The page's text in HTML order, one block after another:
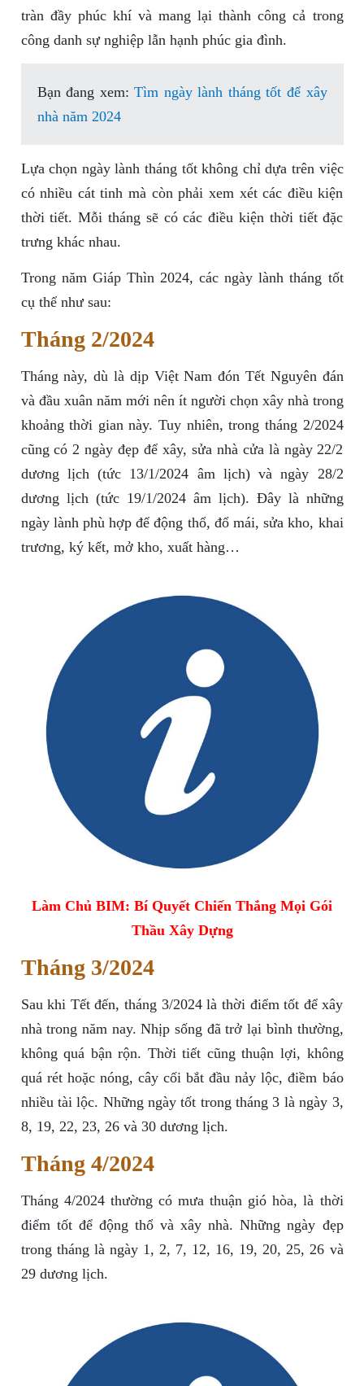
tràn đầy phúc khí và mang lại thành công cả trong
công danh sự nghiệp lẫn hạnh phúc gia đình.
Bạn đang xem:Tìm ngày lành tháng tốt để xây
nhà năm 2024
Lựa chọn ngày lành tháng tốt không chỉ dựa trên việc
có nhiều cát tinh mà còn phải xem xét các điều kiện
thời tiết. Mỗi tháng sẽ có các điều kiện thời tiết đặc
trưng khác nhau.
Trong năm Giáp Thìn 2024, các ngày lành tháng tốt
cụ thể như sau:
Tháng 2/2024
Tháng này, dù là dịp Việt Nam đón Tết Nguyên đán
và đầu xuân năm mới nên ít người chọn xây nhà trong
khoảng thời gian này. Tuy nhiên, trong tháng 2/2024
cũng có 2 ngày đẹp để xây, sửa nhà cửa là ngày 22/2
dương lịch (tức 13/1/2024 âm lịch) và ngày 28/2
dương lịch (tức 19/1/2024 âm lịch). Đây là những
ngày lành phù hợp để động thổ, đổ mái, sửa kho, khai
trương, ký kết, mở kho, xuất hàng…
Làm Chủ BIM: Bí Quyết Chiến Thắng Mọi Gói
Thầu Xây Dựng
Tháng 3/2024
Sau khi Tết đến, tháng 3/2024 là thời điểm tốt để xây
nhà trong năm nay. Nhịp sống đã trở lại bình thường,
không quá bận rộn. Thời tiết cũng thuận lợi, không
quá rét hoặc nóng, cây cối bắt đầu nảy lộc, điềm báo
nhiều tài lộc. Những ngày tốt trong tháng 3 là ngày 3,
8, 19, 22, 23, 26 và 30 dương lịch.
Tháng 4/2024
Tháng 4/2024 thường có mưa thuận gió hòa, là thời
điểm tốt để động thổ và xây nhà. Những ngày đẹp
trong tháng là ngày 1, 2, 7, 12, 16, 19, 20, 25, 26 và
29 dương lịch.